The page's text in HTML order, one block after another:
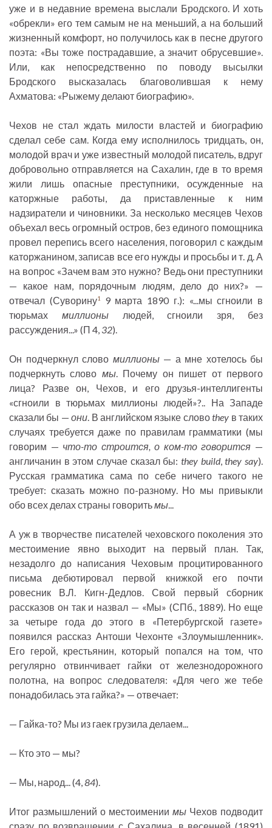
уже и в недавние времена выслали Бродского. И хоть
«обрекли» его тем самым не на меньший, а на больший
жизненный комфорт, но получилось как в песне другого
поэта: «Вы тоже пострадавшие, а значит обрусевшие».
Или, как непосредственно по поводу высылки
Бродского высказалась благоволившая к нему
Ахматова: «Рыжему делают биографию».
Чехов не стал ждать милости властей и биографию
сделал себе сам. Когда ему исполнилось тридцать, он,
молодой врач и уже известный молодой писатель, вдруг
добровольно отправляется на Сахалин, где в то время
жили лишь опасные преступники, осужденные на
каторжные работы, да приставленные к ним
надзиратели и чиновники. За несколько месяцев Чехов
объехал весь огромный остров, без единого помощника
провел перепись всего населения, поговорил с каждым
каторжанином, записав все его нужды и просьбы и т. д. А
на вопрос «Зачем вам это нужно? Ведь они преступники
— какое нам, порядочным людям, дело до них?» —
отвечал (Суворину19 марта 1890 г.): «...мы сгноили в
тюрьмах миллионылюдей, сгноили зря, без
рассуждения...» (П 4, 32).
Он подчеркнул слово миллионы— а мне хотелось бы
подчеркнуть слово мы. Почему он пишет от первого
лица? Разве он, Чехов, и его друзья-интеллигенты
«сгноили в тюрьмах миллионы людей»?.. На Западе
сказали бы —они . В английском языке словоthey в таких
случаях требуется даже по правилам грамматики (мы
говорим — что-то строится, о ком-то говорится —
англичанин в этом случае сказал бы: they build,they say).
Русская грамматика сама по себе ничего такого не
требует: сказать можно по-разному. Но мы привыкли
обо всех делах страны говоритьмы
А уж в творчестве писателей чеховского поколения это
местоимение явно выходит на первый план. Так,
незадолго до написания Чеховым процитированного
письма дебютировал первой книжкой его почти
ровесник В.Л. Кигн-Дедлов. Свой первый сборник
рассказов он так и назвал — «Мы» (СПб., 1889). Но еще
за четыре года до этого в «Петербургской газете»
появился рассказ Антоши Чехонте «Злоумышленник».
Его герой, крестьянин, который попался на том, что
регулярно отвинчивает гайки от железнодорожного
полотна, на вопрос следователя: «Для чего же тебе
понадобилась эта гайка?» — отвечает:
— Гайка-то? Мы из гаек грузила делаем...
— Кто это — мы?
— Мы, народ... (4, 84).
Итог размышлений о местоимении мы Чехов подводит